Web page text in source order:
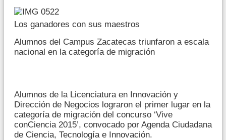
Los ganadores con sus maestros
Alumnos del Campus Zacatecas triunfaron a escala
nacional en la categoría de migración
Alumnos de la Licenciatura en Innovación y
Dirección de Negocios lograron el primer lugar en la
categoría de migración del concurso ‘Vive
conCiencia 2015’, convocado por Agenda Ciudadana
de Ciencia, Tecnología e Innovación.